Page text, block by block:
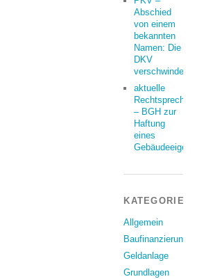
Abschied
von einem
bekannten
Namen: Die
DKV
verschwindet
aktuelle
– BGH zur
Haftung
eines
KATEGORIEN
Allgemein
Baufinanzierung
Geldanlage
Grundlagen